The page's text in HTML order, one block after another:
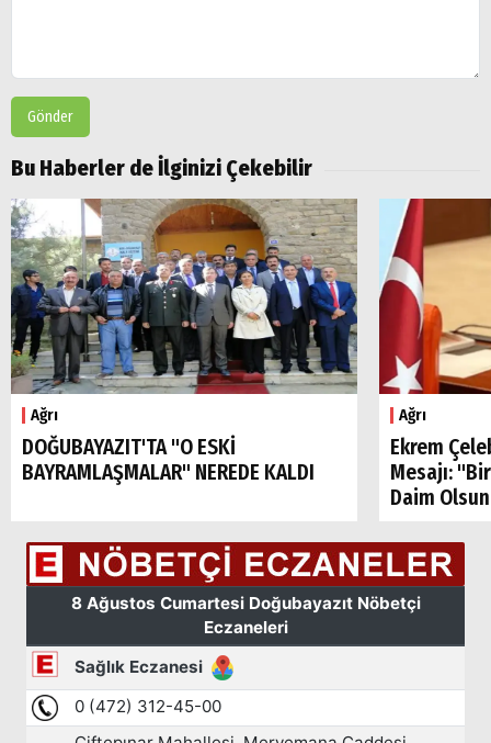
Gönder
Bu Haberler de İlginizi Çekebilir
Ağrı
DOĞUBAYAZIT'TA "O ESKİ
BAYRAMLAŞMALAR" NEREDE KALDI
Ağrı
Ekrem
Mesajı:
Daim
Arama